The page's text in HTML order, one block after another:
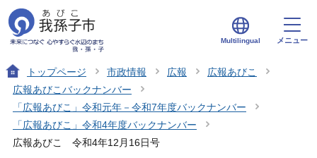
Multilingual メニュー
トップページ 市政情報 広報
広報あびこ
広報あびこバックナンバー
「広報あびこ」令和元年－令和7年度バックナンバー
「広報あびこ」令和4年度バックナンバー
広報あびこ 令和4年12月16日号